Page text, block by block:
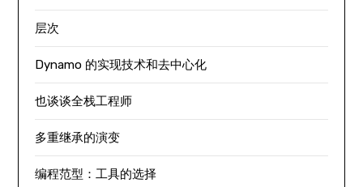
层次
Dynamo 的实现技术和去中心化
也谈谈全栈工程师
多重继承的演变
编程范型：工具的选择